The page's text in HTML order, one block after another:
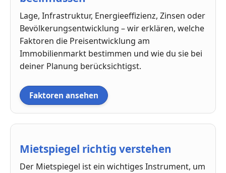
Lage, Infrastruktur, Energieeffizienz, Zinsen oder
Bevölkerungsentwicklung – wir erklären, welche
Faktoren die Preisentwicklung am
Immobilienmarkt bestimmen und wie du sie bei
deiner Planung berücksichtigst.
Faktoren ansehen
Mietspiegel richtig verstehen
Der Mietspiegel ist ein wichtiges Instrument, um